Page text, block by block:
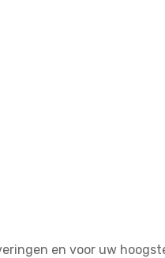
en voor uw